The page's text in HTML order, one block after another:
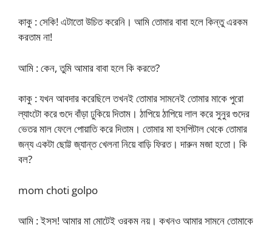
কাকু : সেকি! এটাতো উচিত করেনি। আমি তোমার বাবা হলে কিন্তু এরকম
করতাম না!
আমি : কেন, তুমি আমার বাবা হলে কি করতে?
কাকু : যখন আবদার করেছিলে তখনই তোমার সামনেই তোমার মাকে পুরো
ল্যাংটো করে গুদে বাঁড়া ঢুকিয়ে দিতাম। ঠাপিয়ে ঠাপিয়ে লাল করে সুনুর গুদের
ভেতর মাল ফেলে পোয়াতি করে দিতাম। তোমার মা হসপিটাল থেকে তোমার
জন্য একটা ছোট্ট জ্যান্ত খেলনা নিয়ে বাড়ি ফিরত। দারুন মজা হতো। কি
বল?
mom choti golpo
আমি : ইসস! আমার মা মোটেই ওরকম নয়। কখনও আমার সামনে তোমাকে